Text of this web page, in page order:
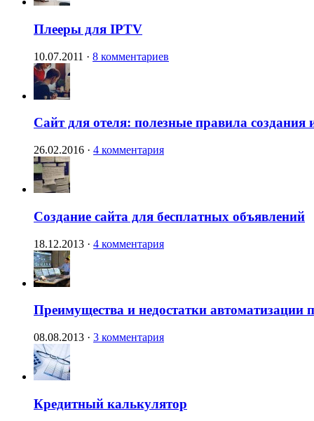
Плееры для IPTV
10.07.2011 · 8 комментариев
Сайт для отеля: полезные правила создания
26.02.2016 · 4 комментария
Создание сайта для бесплатных объявлений
18.12.2013 · 4 комментария
Преимущества и недостатки автоматизации
08.08.2013 · 3 комментария
Кредитный калькулятор